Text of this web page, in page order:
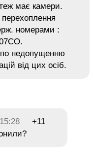
має камери.
номерами :
недопущенню
від цих осіб.
+11